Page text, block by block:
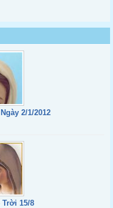
2/1/2012
15/8